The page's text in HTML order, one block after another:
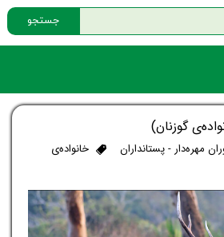
جستجو
گوزنان)
مهره‌دار - پستانداران
خانواده‌ی